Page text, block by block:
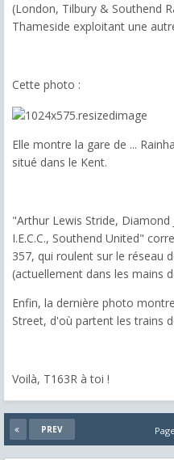
(London, Tilbury & Southend
Thameside exploitant une
Cette photo :
Elle montre la gare de ...
situé dans le Kent.
"Arthur Lewis Stride,
I.E.C.C., Southend United"
357, qui roulent sur le réseau
(actuellement dans les mains
Enfin, la dernière photo
Street, d'où partent les trains
Voilà, T163R à toi !
PREV